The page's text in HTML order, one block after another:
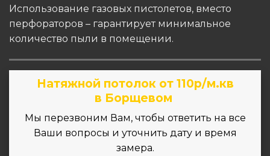
Использование газовых пистолетов, вместо
перфораторов – гарантирует минимальное
количество пыли в помещении.
Натяжной потолок от 110р/м.кв
в Борщевом
Мы перезвоним Вам, чтобы ответить на все
Ваши вопросы и уточнить дату и время
замера.